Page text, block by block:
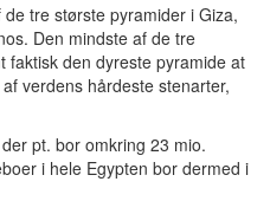
tre største pyramider i Giza,
Den mindste af de tre
faktisk den dyreste pyramide at
verdens hårdeste stenarter,
pt. bor omkring 23 mio.
i hele Egypten bor dermed i